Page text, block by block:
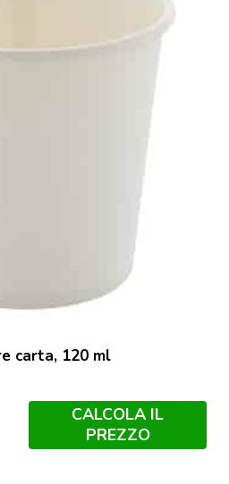
carta, 120 ml
CALCOLA IL
PREZZO